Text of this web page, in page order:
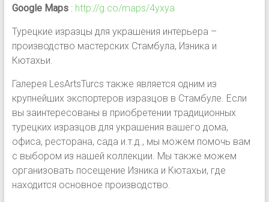
Google Maps: http://g.co/maps/4yxya
Турецкие изразцы для украшения интерьера –
производство мастерских Стамбула, Изника и
Кютахьи.
Галерея LesArtsTurcs также является одним из
крупнейших экспортеров изразцов в Стамбуле. Если
вы заинтересованы в приобретении традиционных
турецких изразцов для украшения вашего дома,
офиса, ресторана, сада и.т.д., мы можем помочь вам
с выбором из нашей коллекции. Мы также можем
организовать посещение Изника и Кютахьи, где
находится основное производство.